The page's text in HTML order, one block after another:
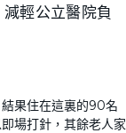
輕公立醫院負
果住在這裏的90名
場打針，其餘老人家